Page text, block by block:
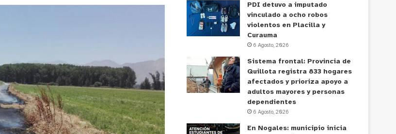
PDI detuvo a imputado
vinculado a ocho robos
violentos en Placilla y
Curauma
6 Agosto, 2026
Sistema frontal: Provincia de
Quillota registra 833 hogares
afectados y prioriza apoyo a
adultos mayores y personas
dependientes
6 Agosto, 2026
En Nogales: municipio inicia